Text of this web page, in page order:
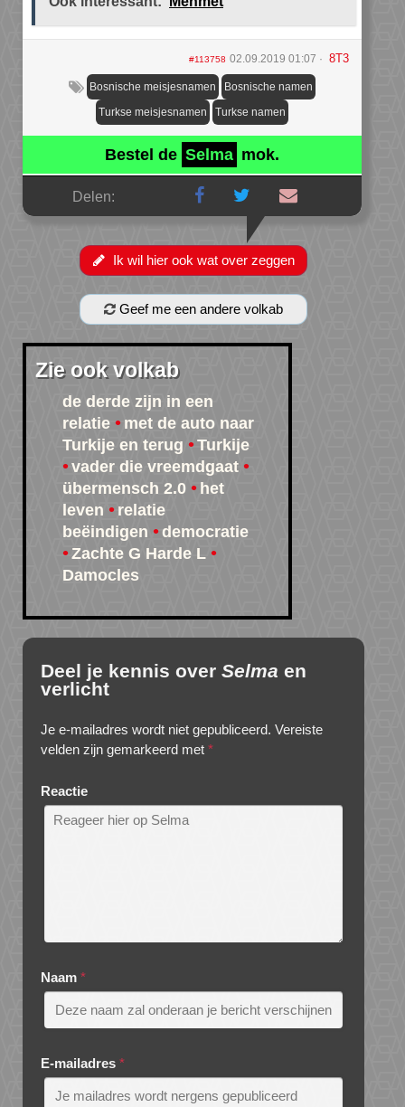
#113758 02.09.2019 01:07 8T3
Bosnische meisjesnamen Bosnische namen
Turkse meisjesnamen Turkse namen
Bestel de Selma mok.
Delen:
Ik wil hier ook wat over zeggen
Geef me een andere volkab
Zie ook volkab
de derde zijn in een
relatie
met de auto naar
Turkije en terug
Turkije
vader die vreemdgaat
übermensch 2.0
het
leven
relatie
beëindigen
democratie
Zachte G Harde L
Damocles
Deel je kennis over Selma en
verlicht
Je e-mailadres wordt niet gepubliceerd. Vereiste
velden zijn gemarkeerd met *
Reactie
Naam *
E-mailadres *